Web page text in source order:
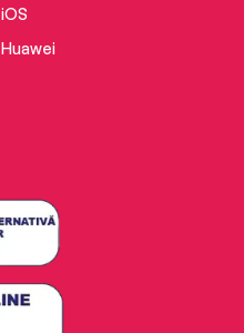
iOS
Huawei